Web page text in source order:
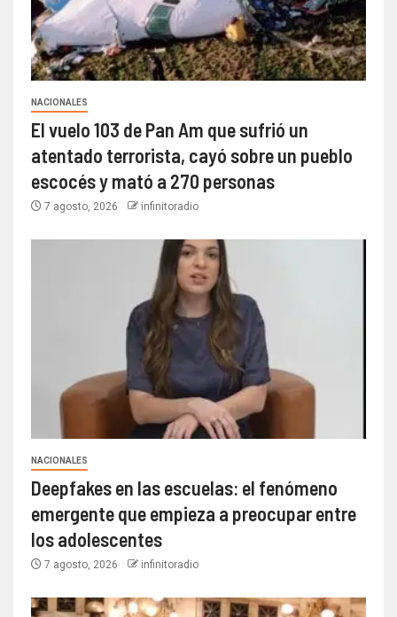
NACIONALES
El vuelo 103 de Pan Am que sufrió un
atentado terrorista, cayó sobre un pueblo
escocés y mató a 270 personas
7 agosto, 2026 infinitoradio
NACIONALES
Deepfakes en las escuelas: el fenómeno
emergente que empieza a preocupar entre
los adolescentes
7 agosto, 2026 infinitoradio